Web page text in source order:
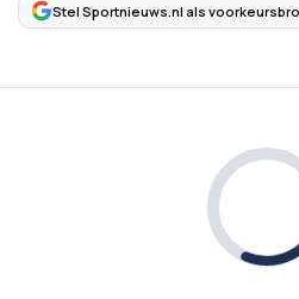
Stel Sportnieuws.nl als